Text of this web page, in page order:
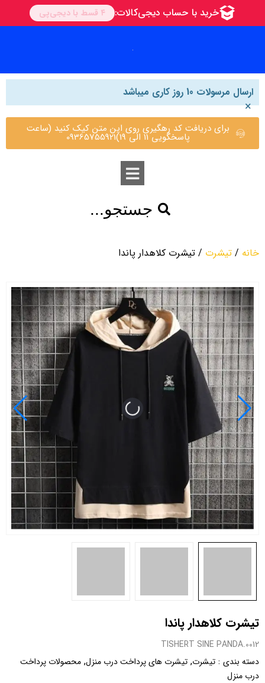
ارسال مرسولات 10 روز کاری میباشد
×
برای دریافت کد رهگیری روی این متن کیک کنید (ساعت
پاسخگویی 11 الی 19)09365755921
جستجو...
خانه / تیشرت / تیشرت کلاهدار پاندا
تیشرت کلاهدار پاندا
0012.TISHERT SINE PANDA
دسته بندی : تیشرت, تیشرت های پرداخت درب منزل, محصولات پرداخت
درب منزل